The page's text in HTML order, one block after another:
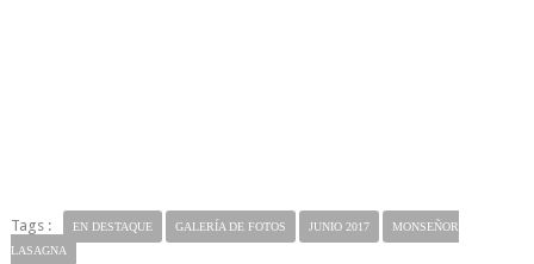
Tags : EN DESTAQUE GALERÍA DE FOTOS JUNIO 2017
MONSEÑOR
LASAGNA